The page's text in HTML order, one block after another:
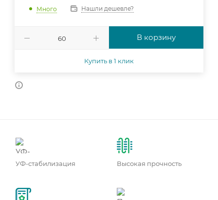
Много Нашли дешевле?
В корзину
Купить в 1 клик
УФ-стабилизация Высокая прочность